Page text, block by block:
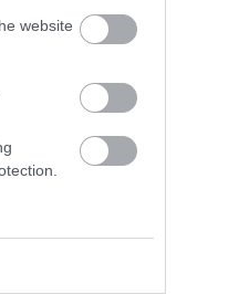
website